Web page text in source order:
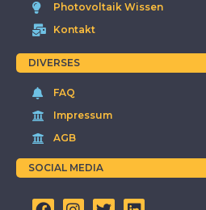
Photovoltaik Wissen
Kontakt
DIVERSES
FAQ
Impressum
AGB
SOCIAL MEDIA